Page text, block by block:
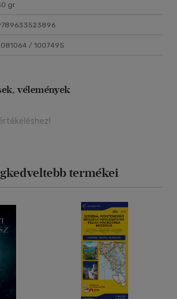
gr
/ 1007495
vélemények
termékei